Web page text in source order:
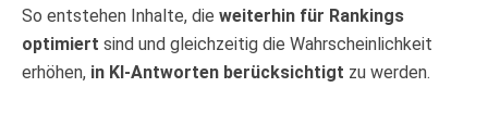
So entstehen Inhalte, die weiterhin für Rankings
optimiert sind und gleichzeitig die Wahrscheinlichkeit
erhöhen, in KI-Antworten berücksichtigt zu werden.